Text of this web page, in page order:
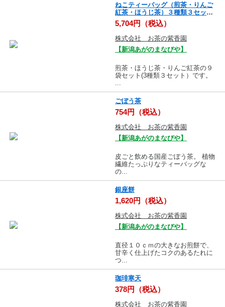
ねこティーバッグ（煎茶・りんご
紅茶・ほうじ茶）３種類３セット
合計９袋入り
5,704円（税込）
株式会社 お茶の紫香園
【新潟あがのまなびや】
煎茶・ほうじ茶・りんご紅茶の９
袋セット(3種類３セット）です。
ごぼう茶
754円（税込）
株式会社 お茶の紫香園
【新潟あがのまなびや】
皮ごと飲める国産ごぼう茶。 植物
繊維たっぷりなティーバッグな
の...
銀座餅
1,620円（税込）
株式会社 お茶の紫香園
【新潟あがのまなびや】
直径１０ｃｍの大きなお煎餅で、
甘辛く仕上げたコクのあるたれに
つ...
珈琲寒天
378円（税込）
株式会社 お茶の紫香園